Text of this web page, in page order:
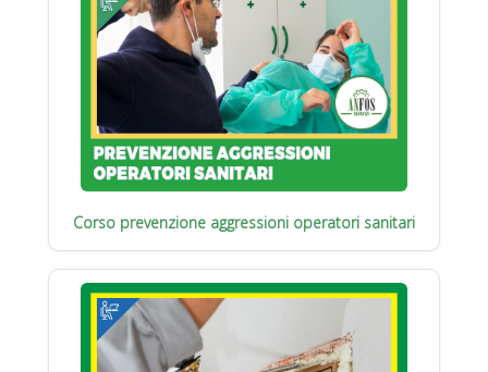
Corso prevenzione aggressioni operatori sanitari